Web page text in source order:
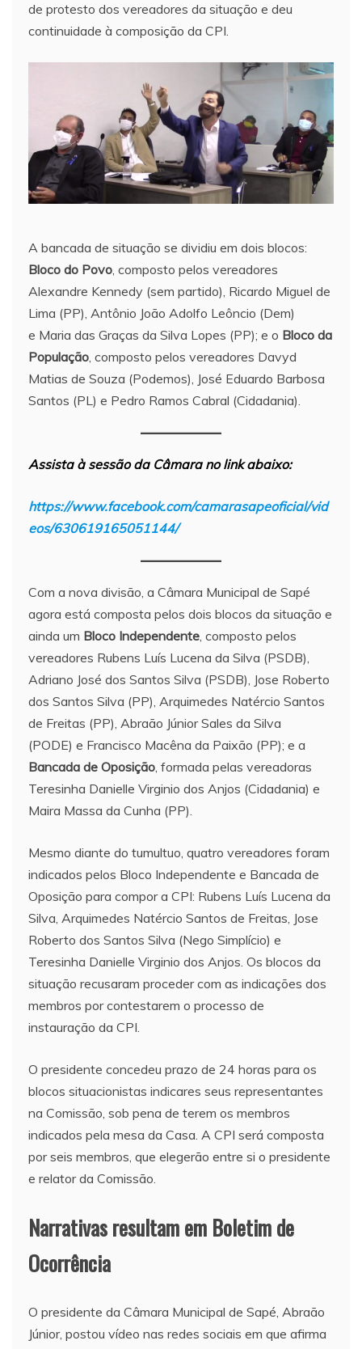
de protesto dos vereadores da situação e deu
continuidade à composição da CPI.
A bancada de situação se dividiu em dois blocos:
Bloco do Povo, composto pelos vereadores
Alexandre Kennedy (sem partido), Ricardo Miguel de
Lima (PP), Antônio João Adolfo Leôncio (Dem)
e Maria das Graças da Silva Lopes (PP); e o Bloco da
População, composto pelos vereadores Davyd
Matias de Souza (Podemos), José Eduardo Barbosa
Santos (PL) e Pedro Ramos Cabral (Cidadania).
Assista à sessão da Câmara no link abaixo:
https://www.facebook.com/camarasapeoficial/vid
eos/630619165051144/
Com a nova divisão, a Câmara Municipal de Sapé
agora está composta pelos dois blocos da situação e
ainda um Bloco Independente, composto pelos
vereadores Rubens Luís Lucena da Silva (PSDB),
Adriano José dos Santos Silva (PSDB), Jose Roberto
dos Santos Silva (PP), Arquimedes Natércio Santos
de Freitas (PP), Abraão Júnior Sales da Silva
(PODE) e Francisco Macêna da Paixão (PP); e a
Bancada de Oposição, formada pelas vereadoras
Teresinha Danielle Virginio dos Anjos (Cidadania) e
Maira Massa da Cunha (PP).
Mesmo diante do tumultuo, quatro vereadores foram
indicados pelos Bloco Independente e Bancada de
Oposição para compor a CPI: Rubens Luís Lucena da
Silva, Arquimedes Natércio Santos de Freitas, Jose
Roberto dos Santos Silva (Nego Simplício) e
Teresinha Danielle Virginio dos Anjos. Os blocos da
situação recusaram proceder com as indicações dos
membros por contestarem o processo de
instauração da CPI.
O presidente concedeu prazo de 24 horas para os
blocos situacionistas indicares seus representantes
na Comissão, sob pena de terem os membros
indicados pela mesa da Casa. A CPI será composta
por seis membros, que elegerão entre si o presidente
e relator da Comissão.
Narrativas resultam em Boletim de
Ocorrência
O presidente da Câmara Municipal de Sapé, Abraão
Júnior, postou vídeo nas redes sociais em que afirma